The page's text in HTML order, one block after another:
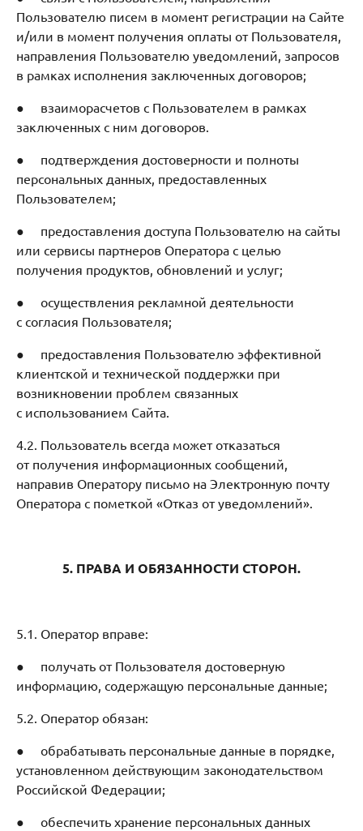
Пользователю писем в момент регистрации на Сайте
и/или в момент получения оплаты от Пользователя,
направления Пользователю уведомлений, запросов
в рамках исполнения заключенных договоров;
● взаиморасчетов с Пользователем в рамках
заключенных с ним договоров.
● подтверждения достоверности и полноты
персональных данных, предоставленных
Пользователем;
● предоставления доступа Пользователю на сайты
или сервисы партнеров Оператора с целью
получения продуктов, обновлений и услуг;
● осуществления рекламной деятельности
с согласия Пользователя;
● предоставления Пользователю эффективной
клиентской и технической поддержки при
возникновении проблем связанных
с использованием Сайта.
4.2. Пользователь всегда может отказаться
от получения информационных сообщений,
направив Оператору письмо на Электронную почту
Оператора с пометкой «Отказ от уведомлений».
5. ПРАВА И ОБЯЗАННОСТИ СТОРОН.
5.1. Оператор вправе:
● получать от Пользователя достоверную
информацию, содержащую персональные данные;
5.2. Оператор обязан:
● обрабатывать персональные данные в порядке,
установленном действующим законодательством
Российской Федерации;
● обеспечить хранение персональных данных